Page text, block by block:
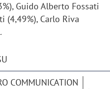
Guido Alberto Fossati
(4,49%), Carlo Riva
COMMUNICATION